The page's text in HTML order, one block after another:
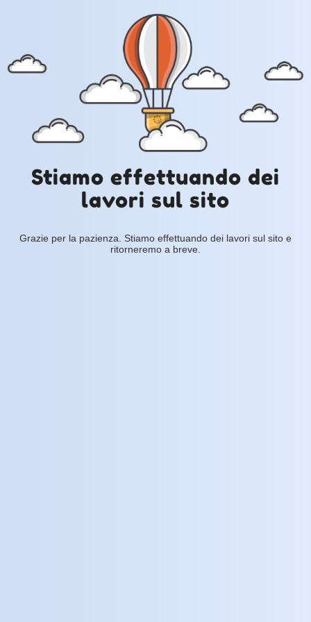
Stiamo effettuando dei
lavori sul sito
Grazie per la pazienza. Stiamo effettuando dei lavori sul sito e
ritorneremo a breve.